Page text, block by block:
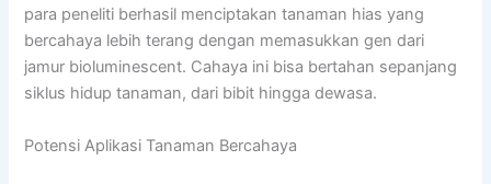
para peneliti berhasil menciptakan tanaman hias yang
bercahaya lebih terang dengan memasukkan gen dari
jamur bioluminescent. Cahaya ini bisa bertahan sepanjang
siklus hidup tanaman, dari bibit hingga dewasa.
Potensi Aplikasi Tanaman Bercahaya